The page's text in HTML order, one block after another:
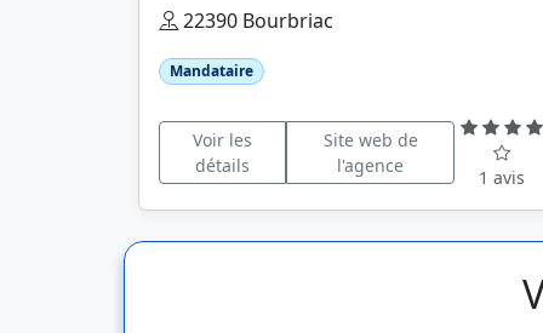
22390 Bourbriac
Mandataire
Voir les
détails
Site web de
l'agence
1 avis